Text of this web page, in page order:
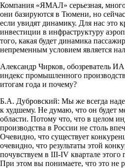
Компания «ЯМАЛ» серьезная,
они базируются в Тюмени, но
если увидят динамику. Для нас это
инвестиции в инфраструктуру
того, какая будет динамика
непременным условием является
Александр Чирков, обозреватель
индекс промышленного
итогам года и почему?
Б.А. Дубровский: Мы же всегда
к худшему. Не думаю, что он будет
области. Потому что, что в целом
производства в России не столь
Очевидно, что существует
очевидно, что результаты этой
почувствуем в III-IV квартале
При этом вы понимаете, что это не